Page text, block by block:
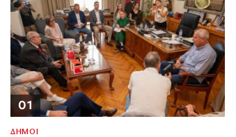
01
ΔΗΜΟΙ